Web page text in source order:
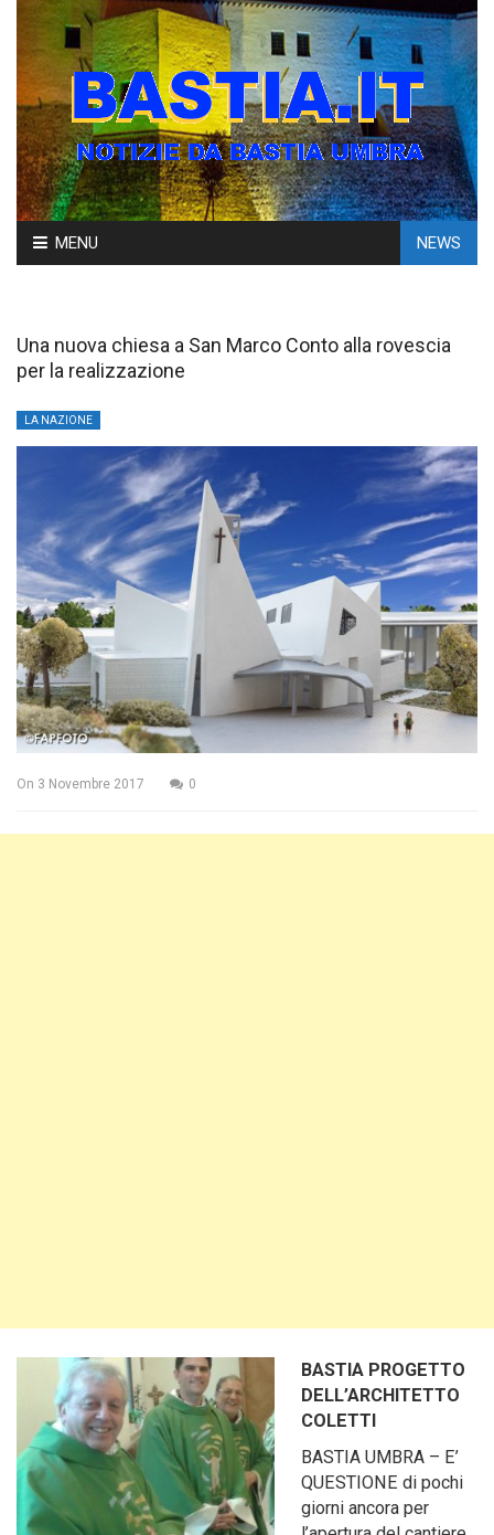
Skip
to
MENU NEWS
Una nuova chiesa a San Marco Conto alla rovescia
per la realizzazione
LA NAZIONE
On 3 Novembre 2017 0
BASTIA PROGETTO
DELL’ARCHITETTO
COLETTI
BASTIA UMBRA – E’
QUESTIONE di pochi
giorni ancora per